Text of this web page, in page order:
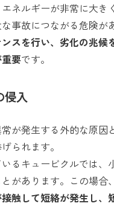
ネルギーが非常に大き
事故につながる危険が
スを行い、劣化の兆候
要です。
侵入
が発生する外的な原因
られます。
るキュービクルでは、
があります。この場合、
触して短絡が発生し、